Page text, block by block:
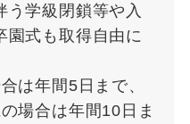
う学級閉鎖等や入
園式も取得自由に
は年間5日まで、
場合は年間10日ま